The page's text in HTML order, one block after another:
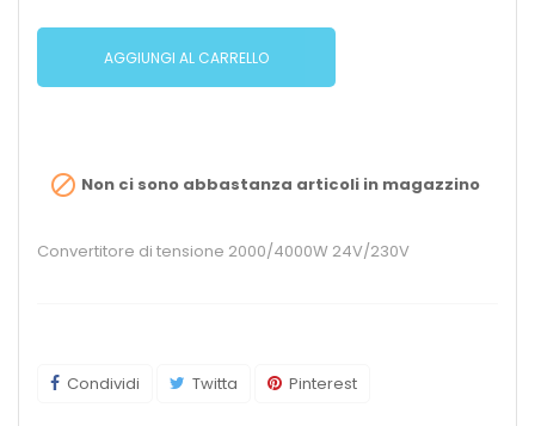
AGGIUNGI AL CARRELLO
 Non ci sono abbastanza articoli in magazzino
Convertitore di tensione 2000/4000W 24V/230V
Condividi Twitta Pinterest